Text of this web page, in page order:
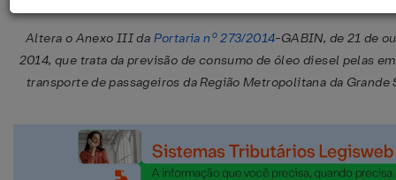
Altera o Anexo III da Portaria nº 273/2014-GABIN, de 21 de
2014, que trata da previsão de consumo de óleo diesel pelas
transporte de passageiros da Região Metropolitana da Grande